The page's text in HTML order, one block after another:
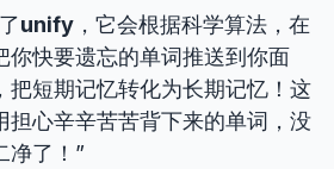
unify ，它会根据科学算法，在
你快要遗忘的单词推送到你面
把短期记忆转化为长期记忆！这
担心辛辛苦苦背下来的单词，没
净了！”